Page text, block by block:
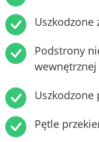
Uszkodzone
Podstrony
wewnętrznej
Pętle